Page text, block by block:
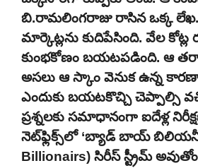
బి.రామలింగరాజు రాసిన ఒక్క
మార్కెట్లను కుదిపేసింది. వేల
కుంభకోణం బయటపడింది. ఆ
అసలు ఆ స్కాం వెనుక ఉన్న
ఎందుకు బయటకొచ్చి చెప్పాల్సి
ప్రశ్నలకు సమాధానంగా ఐదేళ్ల
నెట్‌ఫ్లిక్స్‌లో ‘బ్యాడ్ బాయ్
Billionairs) సిరీస్ స్ట్రీమ్